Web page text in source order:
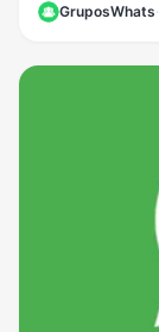
GruposWhats·